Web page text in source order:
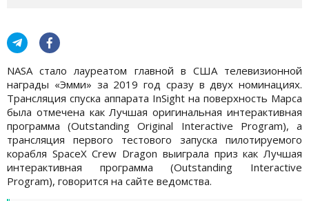
NASA стало лауреатом главной в США телевизионной
награды «Эмми» за 2019 год сразу в двух номинациях.
Трансляция спуска аппарата InSight на поверхность Марса
была отмечена как Лучшая оригинальная интерактивная
программа (Outstanding Original Interactive Program), а
трансляция первого тестового запуска пилотируемого
корабля SpaceX Crew Dragon выиграла приз как Лучшая
интерактивная программа (Outstanding Interactive
Program), говорится на сайте ведомства.